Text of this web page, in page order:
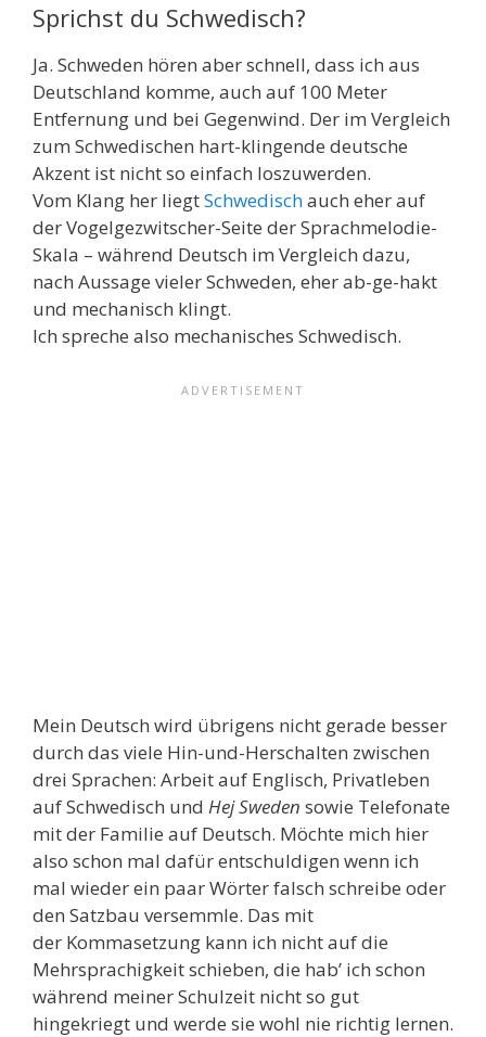
Sprichst du Schwedisch?
Ja. Schweden hören aber schnell, dass ich aus
Deutschland komme, auch auf 100 Meter
Entfernung und bei Gegenwind. Der im Vergleich
zum Schwedischen hart-klingende deutsche
Akzent ist nicht so einfach loszuwerden.
Vom Klang her liegtSchwedischauch eher auf
der Vogelgezwitscher-Seite der Sprachmelodie-
Skala – während Deutsch im Vergleich dazu,
nach Aussage vieler Schweden, eher ab-ge-hakt
und mechanisch klingt.
Ich spreche also mechanisches Schwedisch.
Mein Deutsch wird übrigens nicht gerade besser
durch das viele Hin-und-Herschalten zwischen
drei Sprachen: Arbeit auf Englisch, Privatleben
auf Schwedisch und Hej Sweden sowie Telefonate
mit der Familie auf Deutsch. Möchte mich hier
also schon mal dafür entschuldigen wenn ich
mal wieder ein paar Wörter falsch schreibe oder
den Satzbau versemmle. Das mit
der Kommasetzung kann ich nicht auf die
Mehrsprachigkeit schieben, die hab’ ich schon
während meiner Schulzeit nicht so gut
hingekriegt und werde sie wohl nie richtig lernen.